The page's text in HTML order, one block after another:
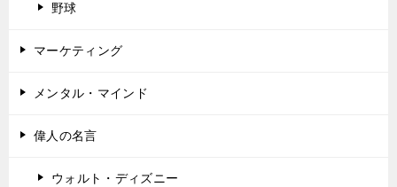
野球
マーケティング
メンタル・マインド
偉人の名言
ウォルト・ディズニー